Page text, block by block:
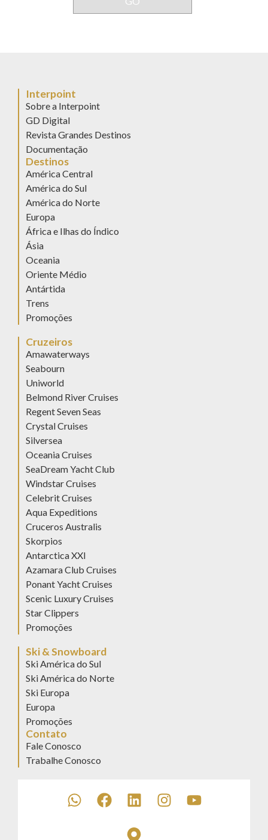
Interpoint
Sobre a Interpoint
GD Digital
Revista Grandes Destinos
Documentação
Destinos
América Central
América do Sul
América do Norte
Europa
África e Ilhas do Índico
Ásia
Oceania
Oriente Médio
Antártida
Trens
Promoções
Cruzeiros
Amawaterways
Seabourn
Uniworld
Belmond River Cruises
Regent Seven Seas
Crystal Cruises
Silversea
Oceania Cruises
SeaDream Yacht Club
Windstar Cruises
Celebrit Cruises
Aqua Expeditions
Cruceros Australis
Skorpios
Antarctica XXI
Azamara Club Cruises
Ponant Yacht Cruises
Scenic Luxury Cruises
Star Clippers
Promoções
Ski & Snowboard
Ski América do Sul
Ski América do Norte
Ski Europa
Europa
Promoções
Contato
Fale Conosco
Trabalhe Conosco